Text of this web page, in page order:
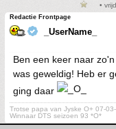
•
Redactie Frontpage
_UserName_
Ben een keer naar
was geweldig! Heb er
ging daar
Trotse papa van Jyske O+ 07-
Winnaar DTS seizoen 93 *O*